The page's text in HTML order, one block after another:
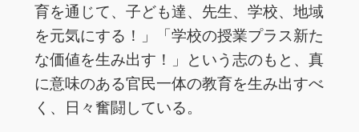
育を通じて、子ども達、先生、学校、地域
を元気にする！」「学校の授業プラス新た
な価値を生み出す！」という志のもと、真
に意味のある官民一体の教育を生み出すべ
く、日々奮闘している。